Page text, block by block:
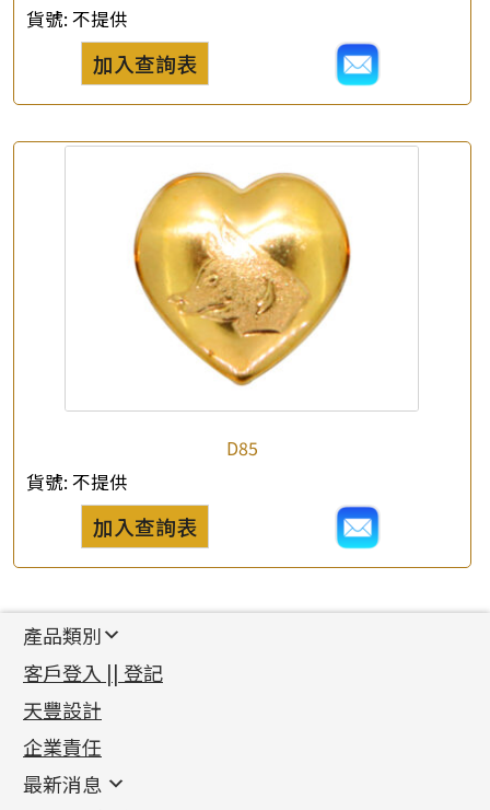
查詢以下產品
貨號: 不提供
加入查詢表
D85
貨號: 不提供
加入查詢表
產品類別
新產品
足金系列
足金配件
機織鏈系列
珠仔鏈
镶口链
管狀網鏈
首飾配件
耳環類配件
卷迫系列
鏈類配件
鑲口類
四爪頭系列
首飾系列
客戶登入 || 登記
天豐設計
企業責任
最新消息